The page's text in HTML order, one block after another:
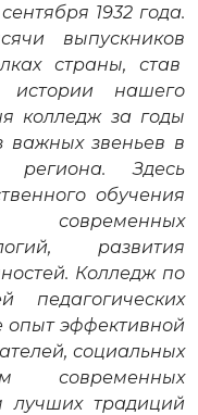
1932 года.
выпускников
страны, став
нашего
колледж за годы
важных звеньев в
региона. Здесь
обучения
современных
развития
Колледж по
педагогических
опыт эффективной
социальных
современных
лучших традиций